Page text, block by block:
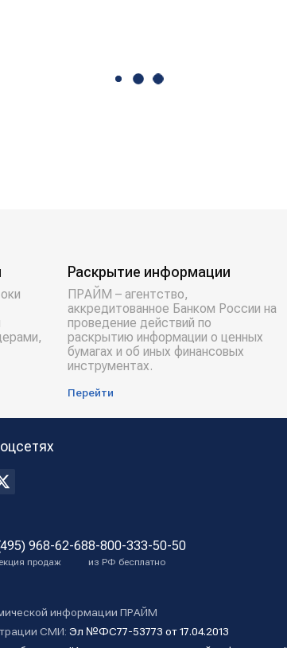
Раскрытие информации
ПРАЙМ – агентство,
аккредитованное Банком России на
проведение действий по
раскрытию информации о ценных
бумагах и об иных финансовых
инструментах.
Перейти
968-62-68
продаж
8-800-333-50-50
из РФ бесплатно
информации ПРАЙМ
СМИ: Эл №ФС77-53773 от 17.04.2013